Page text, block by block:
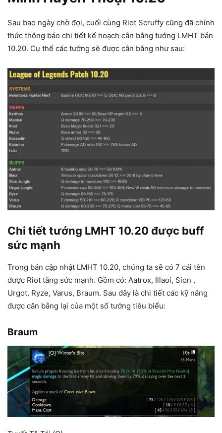
Sau bao ngày chờ đợi, cuối cùng Riot Scruffy cũng đã chính
thức thông báo chi tiết kế hoạch cân bằng tướng LMHT bản
10.20. Cụ thể các tướng sẽ được cân bằng như sau:
Chi tiết tướng LMHT 10.20 được buff
sức mạnh
Trong bản cập nhật LMHT 10.20, chúng ta sẽ có 7 cái tên
được Riot tăng sức mạnh. Gồm có: Aatrox, Illaoi, Sion ,
Urgot, Ryze, Varus, Braum. Sau đây là chi tiết các kỹ năng
được cân bằng lại của một số tướng tiêu biểu:
Braum